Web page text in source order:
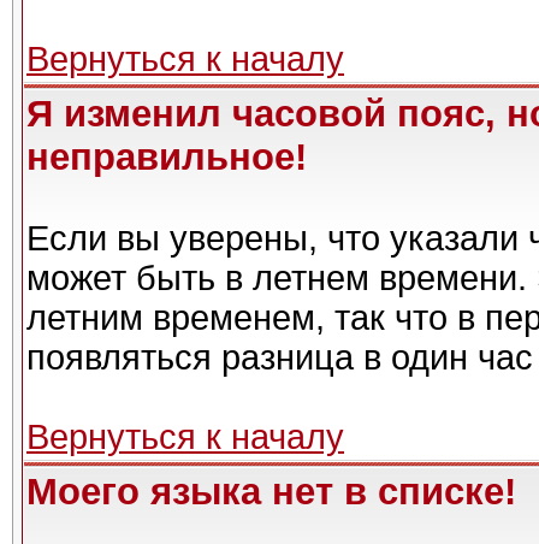
Вернуться к началу
Я изменил часовой пояс,
неправильное!
Если вы уверены, что указали
может быть в летнем
летним временем, так что в
появляться разница в один
Вернуться к началу
Моего языка нет в списке!